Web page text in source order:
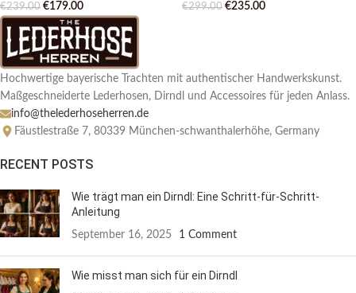
€239.00 €179.00 €299.00 €235.00
Hochwertige bayerische Trachten mit authentischer Handwerkskunst.
Maßgeschneiderte Lederhosen, Dirndl und Accessoires für jeden Anlass.
info@thelederhoseherren.de
Fäustlestraße 7, 80339 München-schwanthalerhöhe, Germany
RECENT POSTS
Wie trägt man ein Dirndl: Eine Schritt-für-Schritt-
Anleitung
September 16, 2025 1 Comment
Wie misst man sich für ein Dirndl